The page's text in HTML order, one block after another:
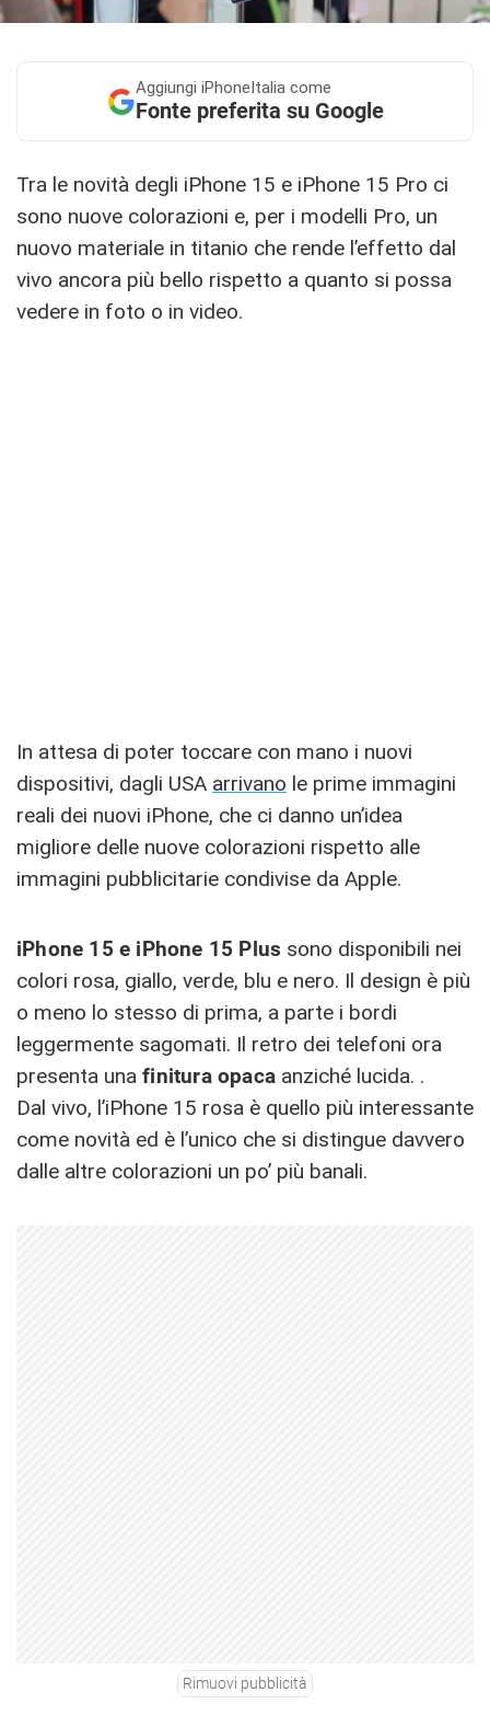
Aggiungi iPhoneItalia come
Fonte preferita su Google
Tra le novità degli iPhone 15 e iPhone 15 Pro ci
sono nuove colorazioni e, per i modelli Pro, un
nuovo materiale in titanio che rende l’effetto dal
vivo ancora più bello rispetto a quanto si possa
vedere in foto o in video.
In attesa di poter toccare con mano i nuovi
dispositivi, dagli USA arrivano le prime immagini
reali dei nuovi iPhone, che ci danno un’idea
migliore delle nuove colorazioni rispetto alle
immagini pubblicitarie condivise da Apple.
iPhone 15 e iPhone 15 Plus sono disponibili nei
colori rosa, giallo, verde, blu e nero. Il design è più
o meno lo stesso di prima, a parte i bordi
leggermente sagomati. Il retro dei telefoni ora
presenta una finitura opaca anziché lucida. .
Dal vivo, l’iPhone 15 rosa è quello più interessante
come novità ed è l’unico che si distingue davvero
dalle altre colorazioni un po’ più banali.
Rimuovi pubblicità